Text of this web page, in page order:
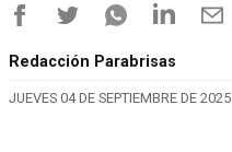
Redacción Parabrisas
JUEVES 04 DE SEPTIEMBRE DE 2025